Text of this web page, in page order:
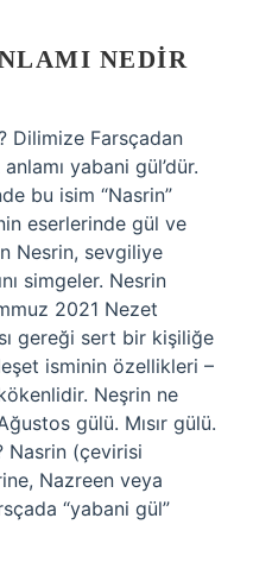
NEDIR
Dilimize Farsçadan
yabani gül’dür.
bu isim “Nasrin”
eserlerinde gül ve
Nesrin, sevgiliye
simgeler. Nesrin
2021 Nezet
gereği sert bir kişiliğe
isminin özellikleri –
Neşrin ne
gülü. Mısır gülü.
Nasrin (çevirisi
Nazreen veya